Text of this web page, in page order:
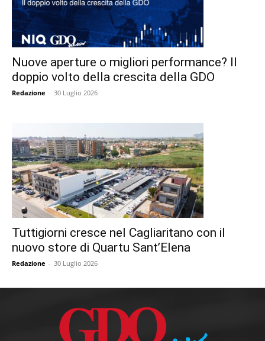
Nuove aperture o migliori performance? Il
doppio volto della crescita della GDO
Redazione - 30 Luglio 2026
Tuttigiorni cresce nel Cagliaritano con il
nuovo store di Quartu Sant’Elena
Redazione - 30 Luglio 2026